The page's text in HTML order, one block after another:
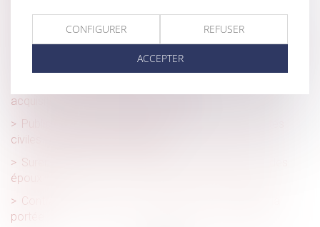
l’arrêt appliquant la loi de Floride
Baux commerciaux : vous pouvez désormais demander
la mensualisation du loyer
acquisitive ne peut entraîner sa nullité
Publicité des cessions de parts sociales de sociétés
civiles : de nouvelles formalités
Surendettement : examen distinct de la bonne foi des
époux
Contrat clair et précis : le juge ne peut en modifier la
portée
CONFIGURER REFUSER
ACCEPTER